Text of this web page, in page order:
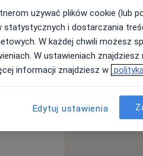
z
a11y_sr_more_diseases
używać plików cookie (lub
statystycznych i dostarczania
W każdej chwili możesz
W ustawieniach znajdziesz
informacji znajdziesz w
Edytuj ustawienia